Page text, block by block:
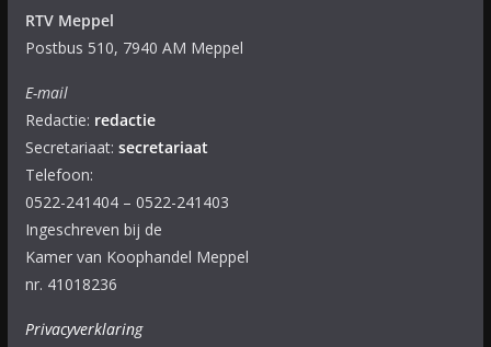
RTV Meppel
Postbus 510, 7940 AM Meppel
E-mail
Redactie: redactie
Secretariaat: secretariaat
Telefoon:
0522-241404 – 0522-241403
Ingeschreven bij de
Kamer van Koophandel Meppel
nr. 41018236
Privacyverklaring